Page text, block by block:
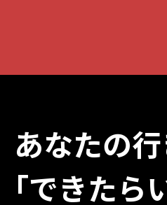
あなたの
「できた